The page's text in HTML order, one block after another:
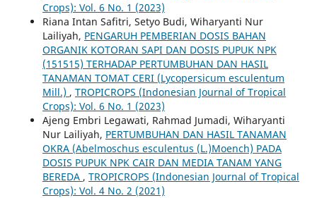
Crops): Vol. 6 No. 1 (2023)
Riana Intan Safitri, Setyo Budi, Wiharyanti Nur
Lailiyah, PENGARUH PEMBERIAN DOSIS BAHAN
ORGANIK KOTORAN SAPI DAN DOSIS PUPUK NPK
(151515) TERHADAP PERTUMBUHAN DAN HASIL
TANAMAN TOMAT CERI (Lycopersicum esculentum
Mill.) , TROPICROPS (Indonesian Journal of Tropical
Crops): Vol. 6 No. 1 (2023)
Ajeng Embri Legawati, Rahmad Jumadi, Wiharyanti
Nur Lailiyah, PERTUMBUHAN DAN HASIL TANAMAN
OKRA (Abelmoschus esculentus (L.)Moench) PADA
DOSIS PUPUK NPK CAIR DAN MEDIA TANAM YANG
BEREDA , TROPICROPS (Indonesian Journal of Tropical
Crops): Vol. 4 No. 2 (2021)